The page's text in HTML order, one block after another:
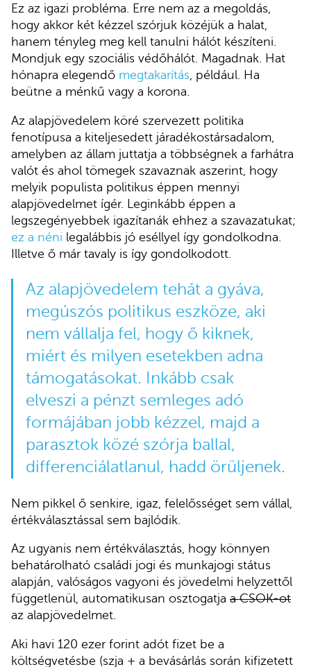
Ez az igazi probléma. Erre nem az a megoldás,
hogy akkor két kézzel szórjuk közéjük a halat,
hanem tényleg meg kell tanulni hálót készíteni.
Mondjuk egy szociális védőhálót. Magadnak. Hat
hónapra elegendő megtakarítás , például. Ha
beütne a ménkű vagy a korona.
Az alapjövedelem köré szervezett politika
fenotípusa a kiteljesedett járadékostársadalom,
amelyben az állam juttatja a többségnek a farhátra
valót és ahol tömegek szavaznak aszerint, hogy
melyik populista politikus éppen mennyi
alapjövedelmet ígér. Leginkább éppen a
legszegényebbek igazítanák ehhez a szavazatukat;
ez a néni legalábbis jó eséllyel így gondolkodna.
Illetve ő már tavaly is így gondolkodott.
Az alapjövedelem tehát a gyáva,
megúszós politikus eszköze, aki
nem vállalja fel, hogy ő kiknek,
miért és milyen esetekben adna
támogatásokat. Inkább csak
elveszi a pénzt semleges adó
formájában jobb kézzel, majd a
parasztok közé szórja ballal,
differenciálatlanul, hadd örüljenek.
Nem pikkel ő senkire, igaz, felelősséget sem vállal,
értékválasztással sem bajlódik.
Az ugyanis nem értékválasztás, hogy könnyen
behatárolható családi jogi és munkajogi státus
alapján, valóságos vagyoni és jövedelmi helyzettől
függetlenül, automatikusan osztogatja a CSOK-ot
az alapjövedelmet.
Aki havi 120 ezer forint adót fizet be a
költségvetésbe (szja + a bevásárlás során kifizetett